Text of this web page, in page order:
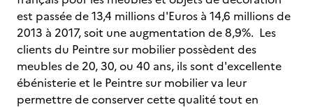
est passée de 13,4 millions d'Euros à 14,6 millions de
2013 à 2017, soit une augmentation de 8,9%. Les
clients du Peintre sur mobilier possèdent des
meubles de 20, 30, ou 40 ans, ils sont d'excellente
ébénisterie et le Peintre sur mobilier va leur
permettre de conserver cette qualité tout en